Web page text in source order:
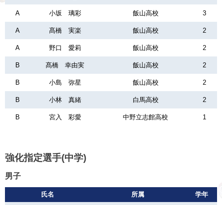
A 小坂 璃彩 飯山高校 3
A 髙橋 実楽 飯山高校 2
A 野口 愛莉 飯山高校 2
B 髙橋 幸由実 飯山高校 2
B 小島 弥星 飯山高校 2
B 小林 真緒 白馬高校 2
B 宮入 彩愛 中野立志館高校 1
強化指定選手(中学)
男子
氏名 所属 学年